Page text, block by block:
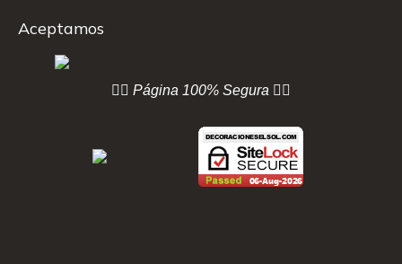
Aceptamos
👇🏻 Página 100% Segura 👇🏻